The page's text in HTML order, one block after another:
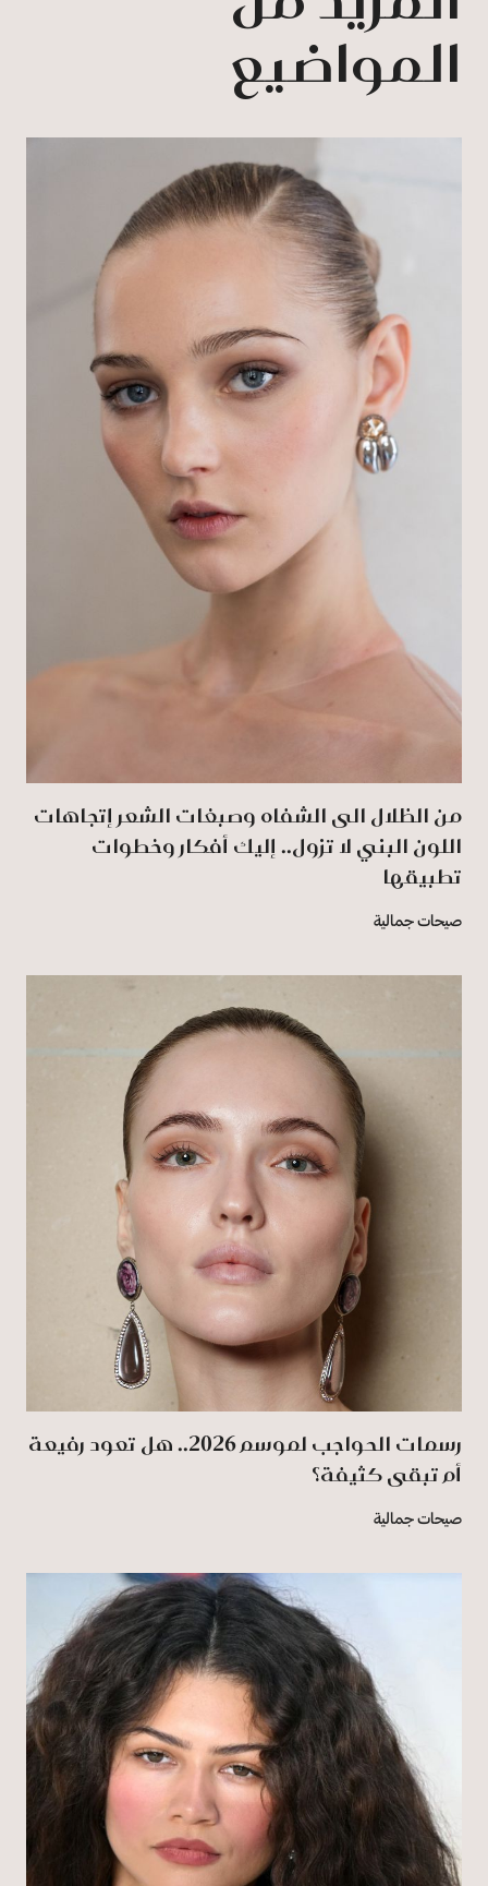
المواضيع
من الظلال الى الشفاه وصبغات الشعر إتجاهات
اللون البني لا تزول.. إليك أفكار وخطوات
تطبيقها
صيحات جمالية
رسمات الحواجب لموسم 2026.. هل تعود رفيعة
أم تبقى كثيفة؟
صيحات جمالية